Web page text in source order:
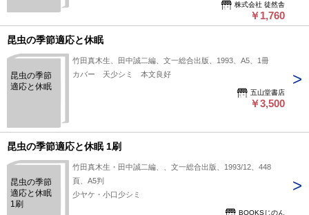
株式会社 徒然舎
￥1,760
昆虫の季節適応と休眠
昆虫の季節
適応と休眠
竹田真木生、田中誠二編、文一総合出版、1993、A5、1冊
カバー 天少シミ 本文良好
五山堂書店
￥3,500
昆虫の季節適応と休眠 1刷
昆虫の季節
適応と休眠
1刷
竹田真木生・田中誠二編、、文一総合出版、1993/12、448
頁、A5判
少ヤケ・小口少シミ
BOOKSじのん